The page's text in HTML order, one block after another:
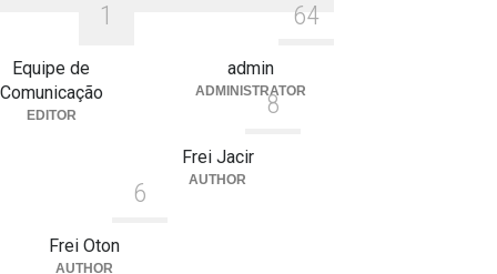
1
Equipe de
Comunicação
EDITOR
64
admin
ADMINISTRATOR
8
Frei Jacir
AUTHOR
6
Frei Oton
AUTHOR